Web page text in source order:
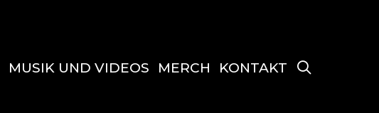
MUSIK UND VIDEOS MERCH KONTAKT